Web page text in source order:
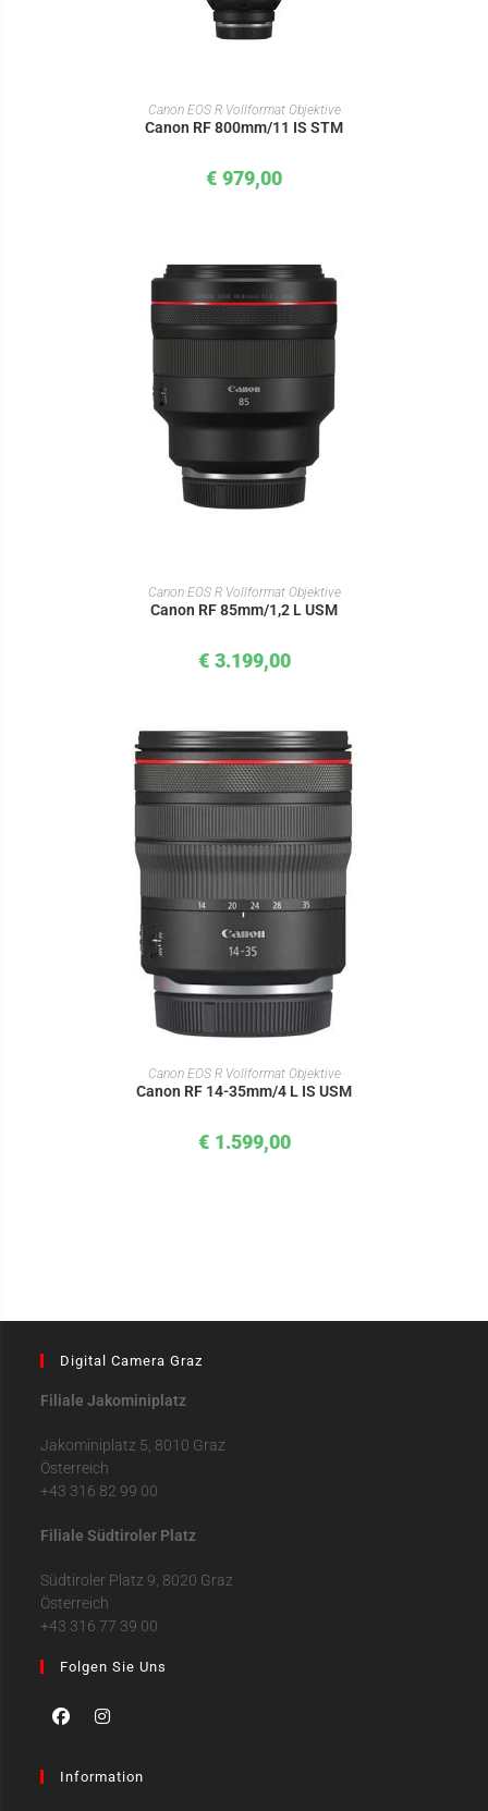
IN DEN WARENKORB
Canon EOS R Vollformat Objektive
Canon RF 800mm/11 IS STM
€ 979,00
IN DEN WARENKORB
Canon EOS R Vollformat Objektive
Canon RF 85mm/1,2 L USM
€ 3.199,00
IN DEN WARENKORB
Canon EOS R Vollformat Objektive
Canon RF 14-35mm/4 L IS USM
€ 1.599,00
Digital Camera Graz
Filiale Jakominiplatz
Jakominiplatz 5, 8010 Graz
Österreich
+43 316 82 99 00
Filiale Südtiroler Platz
Südtiroler Platz 9, 8020 Graz
Österreich
+43 316 77 39 00
Folgen Sie Uns
Information